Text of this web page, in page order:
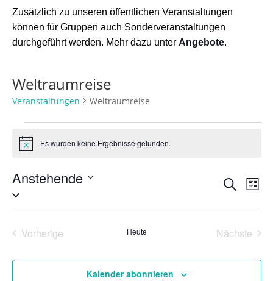
Zusätzlich zu unseren öffentlichen Veranstaltungen
können für Gruppen auch Sonderveranstaltungen
durchgeführt werden. Mehr dazu unter Angebote.
Weltraumreise
Veranstaltungen Weltraumreise
Veranstaltungen
HinweisEs wurden keine Ergebnisse gefunden.
und
SucheListe
Anstehende
Datum
Vorherige
Heute
Nächste
Kalender abonnieren